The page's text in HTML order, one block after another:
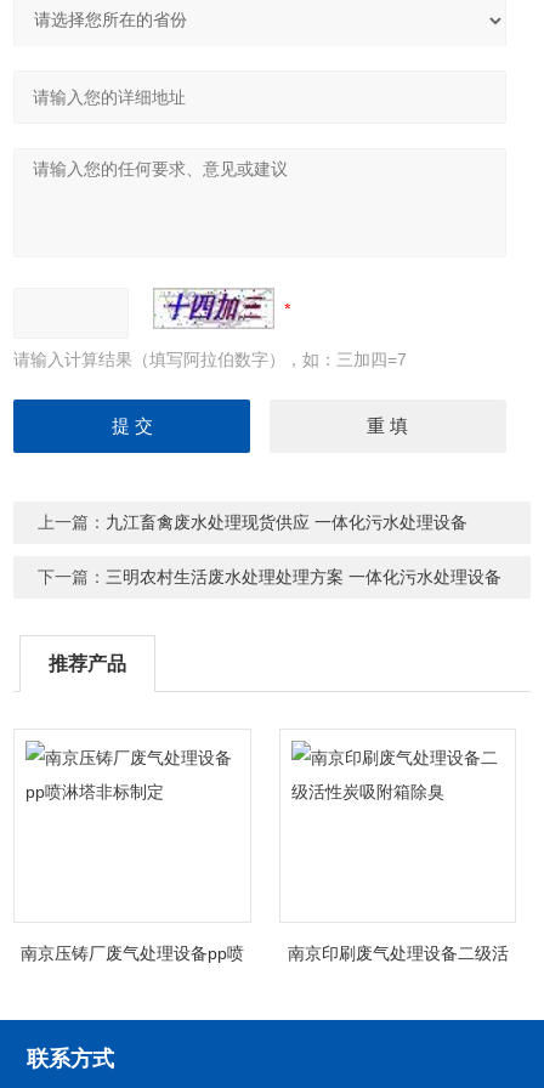
请输入计算结果（填写阿拉伯数字），如：三加四=7
上一篇： 九江畜禽废水处理现货供应 一体化污水处理设备
下一篇： 三明农村生活废水处理处理方案 一体化污水处理设备
推荐产品
南京压铸厂废气处理设备pp喷
南京印刷废气处理设备二级活
联系方式